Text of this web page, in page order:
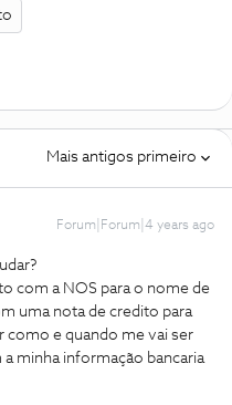
Mais antigos primeiro
Forum|Forum|4 years ago
com a NOS para o nome de
uma nota de credito para
como e quando me vai ser
minha informação bancaria